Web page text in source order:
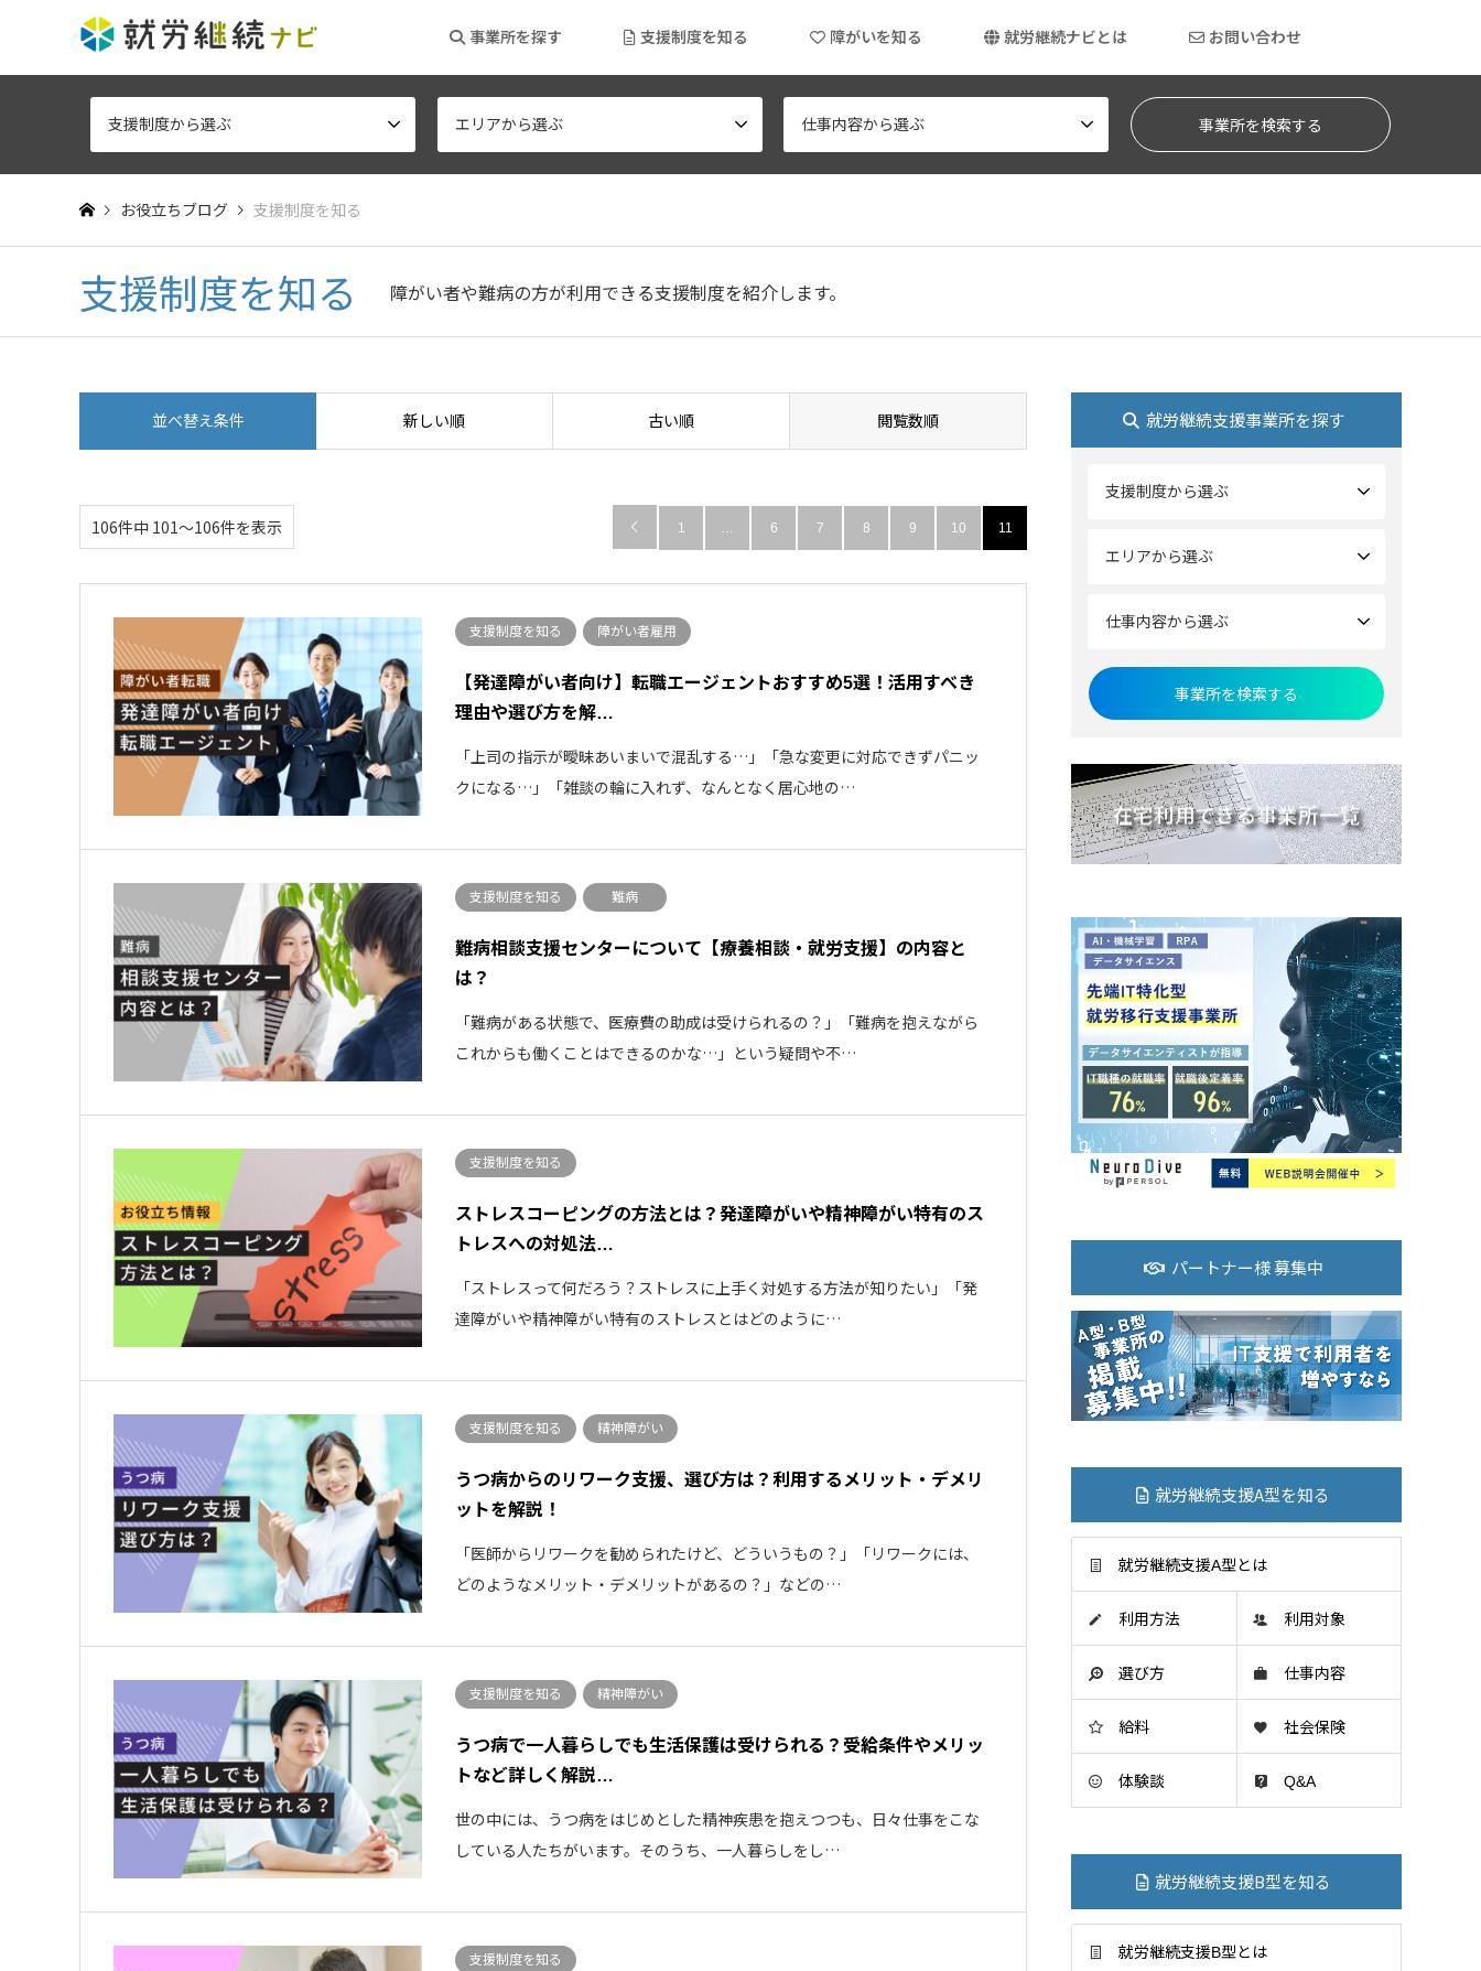
事業所を探す 支援制度を知る 障がいを知る 就労継続ナビとは お問い合わせ
支援制度から選ぶ エリアから選ぶ 仕事内容から選ぶ
お役立ちブログ 支援制度を知る
支援制度を知る 障がい者や難病の方が利用できる支援制度を紹介します。
並べ替え条件 新しい順 古い順 閲覧数順
106件中 101〜106件を表示  1 … 6 7 8 9 10 11
支援制度を知る 障がい者雇用
【発達障がい者向け】転職エージェントおすすめ5選！活用すべき
理由や選び方を解…
「上司の指示が曖昧あいまいで混乱する…」「急な変更に対応できずパニッ
クになる…」「雑談の輪に入れず、なんとなく居心地の…
支援制度を知る 難病
難病相談支援センターについて【療養相談・就労支援】の内容と
は？
「難病がある状態で、医療費の助成は受けられるの？」「難病を抱えながら
これからも働くことはできるのかな…」という疑問や不…
支援制度を知る
ストレスコーピングの方法とは？発達障がいや精神障がい特有のス
トレスへの対処法…
「ストレスって何だろう？ストレスに上手く対処する方法が知りたい」「発
達障がいや精神障がい特有のストレスとはどのように…
支援制度を知る 精神障がい
うつ病からのリワーク支援、選び方は？利用するメリット・デメリ
ットを解説！
「医師からリワークを勧められたけど、どういうもの？」「リワークには、
どのようなメリット・デメリットがあるの？」などの…
支援制度を知る 精神障がい
うつ病で一人暮らしでも生活保護は受けられる？受給条件やメリッ
トなど詳しく解説…
世の中には、うつ病をはじめとした精神疾患を抱えつつも、日々仕事をこな
している人たちがいます。そのうち、一人暮らしをし…
支援制度を知る
就労継続支援事業所を探す
支援制度から選ぶ
エリアから選ぶ
仕事内容から選ぶ
在宅利用できる事業所一覧
パートナー様 募集中
就労継続支援A型を知る
就労継続支援A型とは
利用方法 利用対象
選び方 仕事内容
給料 社会保険
体験談 Q&A
就労継続支援B型を知る
就労継続支援B型とは